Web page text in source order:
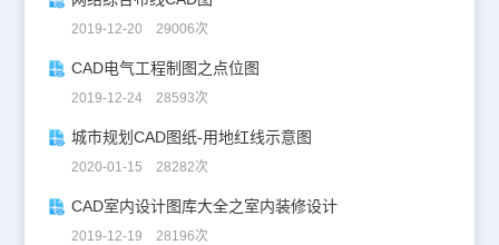
2019-12-20 29006次
CAD电气工程制图之点位图
2019-12-24 28593次
城市规划CAD图纸-用地红线示意图
2020-01-15 28282次
CAD室内设计图库大全之室内装修设计
2019-12-19 28196次